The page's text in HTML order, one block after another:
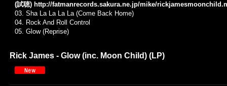
(試聴) http://fatmanrecords.sakura.ne.jp/mike/
03. Sha La La La La (Come Back Home)
04. Rock And Roll Control
05. Glow (Reprise)
Rick James - Glow (inc. Moon Child) (LP)